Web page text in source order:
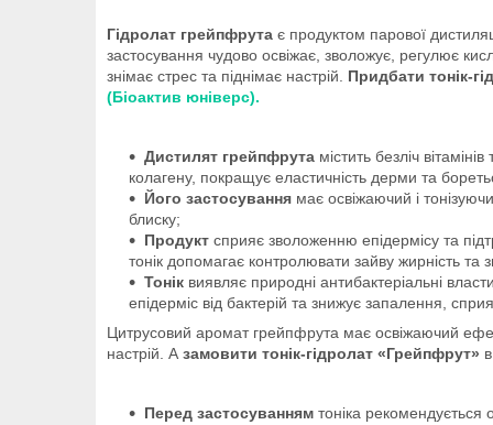
Гідролат грейпфрута є продуктом парової
застосування чудово освіжає, зволожує, регулює
знімає стрес та піднімає настрій. Придбати тонік-
(Біоактив юніверс).
Дистилят грейпфрута містить безліч
колагену, покращує еластичність дерми та
Його застосування має освіжаючий і
блиску;
Продукт сприяє зволоженню епідермісу та
тонік допомагає контролювати зайву жирність та
Тонік виявляє природні антибактеріальні
епідерміс від бактерій та знижує запалення,
Цитрусовий аромат грейпфрута має освіжаючий
настрій. А замовити тонік-гідролат «Грейпфрут»
Перед застосуванням тоніка